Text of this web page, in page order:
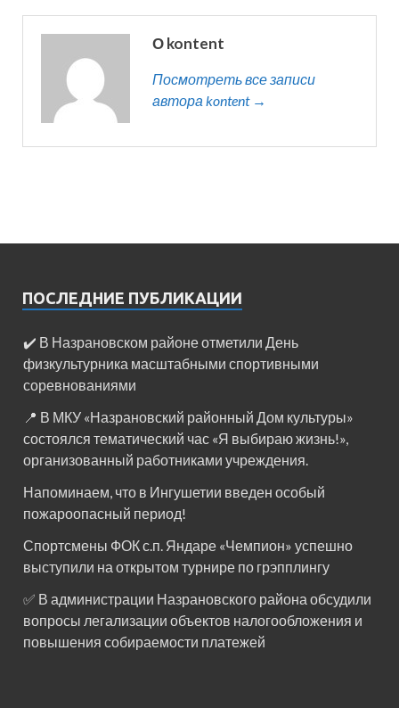
О kontent
Посмотреть все записи
автора kontent →
ПОСЛЕДНИЕ ПУБЛИКАЦИИ
✔️ В Назрановском районе отметили День
физкультурника масштабными спортивными
соревнованиями
📍 В МКУ «Назрановский районный Дом культуры»
состоялся тематический час «Я выбираю жизнь!»,
организованный работниками учреждения.
Напоминаем, что в Ингушетии введен особый
пожароопасный период!⁣⁣⠀
Спортсмены ФОК с.п. Яндаре «Чемпион» успешно
выступили на открытом турнире по грэпплингу
✅ В администрации Назрановского района обсудили
вопросы легализации объектов налогообложения и
повышения собираемости платежей